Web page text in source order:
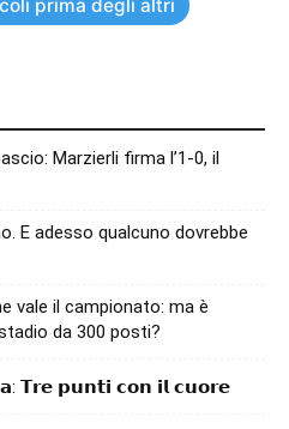
prima degli altri
Marzierli firma l’1-0, il
E adesso qualcuno dovrebbe
vale il campionato: ma è
da 300 posti?
𝗧𝗿𝗲 𝗽𝘂𝗻𝘁𝗶 𝗰𝗼𝗻 𝗶𝗹 𝗰𝘂𝗼𝗿𝗲